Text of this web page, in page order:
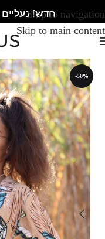
Skip to navigation
Skip to main content
חדש!
-50%